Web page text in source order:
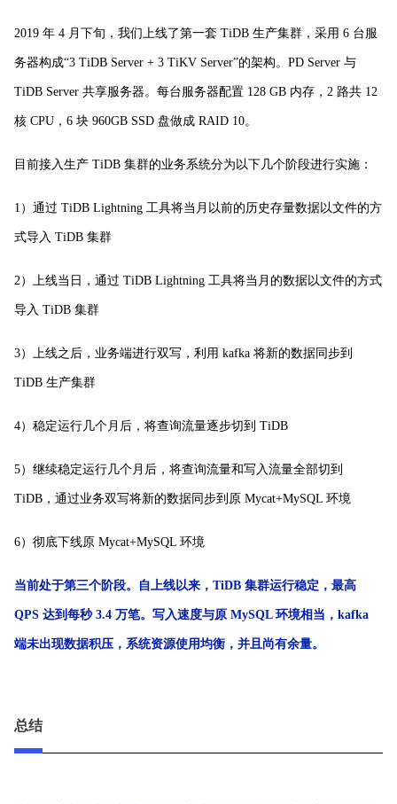
2019 年 4 月下旬，我们上线了第一套 TiDB 生产集群，采用 6 台服
务器构成“3 TiDB Server + 3 TiKV Server”的架构。PD Server 与
TiDB Server 共享服务器。每台服务器配置 128 GB 内存，2 路共 12
核 CPU，6 块 960GB SSD 盘做成 RAID 10。
目前接入生产 TiDB 集群的业务系统分为以下几个阶段进行实施：
1）通过 TiDB Lightning 工具将当月以前的历史存量数据以文件的方
式导入 TiDB 集群
2）上线当日，通过 TiDB Lightning 工具将当月的数据以文件的方式
导入 TiDB 集群
3）上线之后，业务端进行双写，利用 kafka 将新的数据同步到
TiDB 生产集群
4）稳定运行几个月后，将查询流量逐步切到 TiDB
5）继续稳定运行几个月后，将查询流量和写入流量全部切到
TiDB，通过业务双写将新的数据同步到原 Mycat+MySQL 环境
6）彻底下线原 Mycat+MySQL 环境
当前处于第三个阶段。 自上线以来，TiDB 集群运行稳定，最高
QPS 达到每秒 3.4 万笔。 写入速度与原 MySQL 环境相当，kafka
端未出现数据积压，系统资源使用均衡，并且尚有余量。
总结